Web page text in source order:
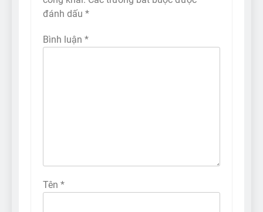
đánh dấu *
Bình luận *
Tên *